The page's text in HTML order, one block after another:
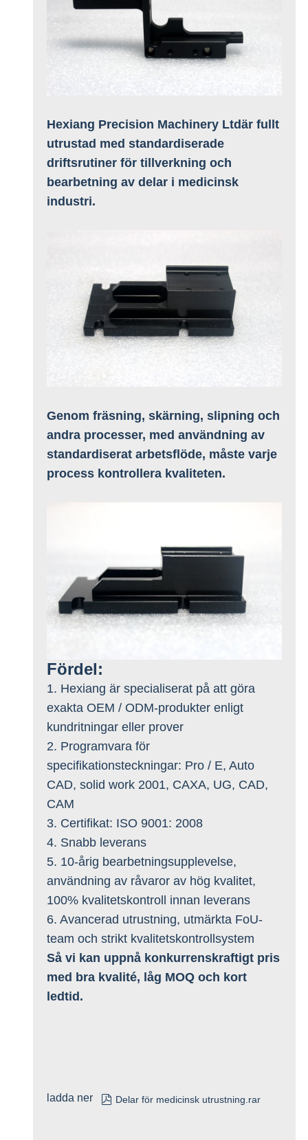
Hexiang Precision Machinery Ltdär fullt
utrustad med standardiserade
driftsrutiner för tillverkning och
bearbetning av delar i medicinsk
industri.
Genom fräsning, skärning, slipning och
andra processer, med användning av
standardiserat arbetsflöde, måste varje
process kontrollera kvaliteten.
Fördel:
1. Hexiang är specialiserat på att göra
exakta OEM / ODM-produkter enligt
kundritningar eller prover
2. Programvara för
specifikationsteckningar: Pro / E, Auto
CAD, solid work 2001, CAXA, UG, CAD,
CAM
3. Certifikat: ISO 9001: 2008
4. Snabb leverans
5. 10-årig bearbetningsupplevelse,
användning av råvaror av hög kvalitet,
100% kvalitetskontroll innan leverans
6. Avancerad utrustning, utmärkta FoU-
team och strikt kvalitetskontrollsystem
Så vi kan uppnå konkurrenskraftigt pris
med bra kvalité, låg MOQ och kort
ledtid.
ladda ner  Delar för medicinsk utrustning.rar